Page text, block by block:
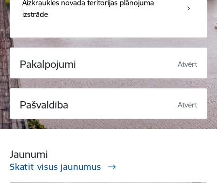
Aizkraukles novada teritorijas plānojuma
izstrāde
Pakalpojumi Atvērt
Pašvaldība Atvērt
Jaunumi
Skatīt visus jaunumus